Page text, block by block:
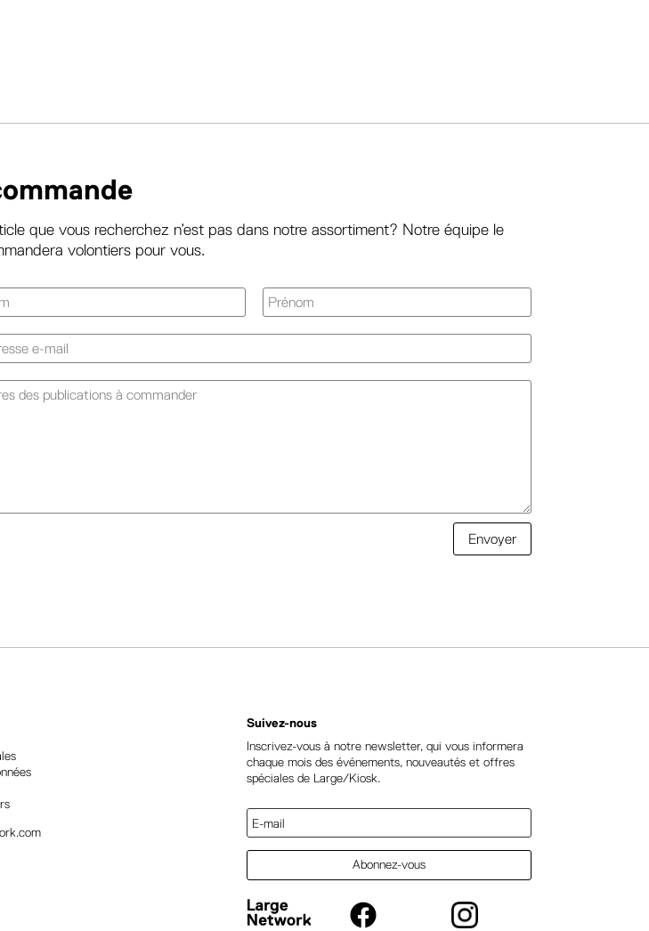
que vous recherchez n’est pas dans notre assortiment? Notre équipe le
volontiers pour vous.
Envoyer
Suivez-nous
Inscrivez-vous à notre newsletter, qui vous informera
chaque mois des événements, nouveautés et offres
spéciales de Large/Kiosk.
Abonnez-vous